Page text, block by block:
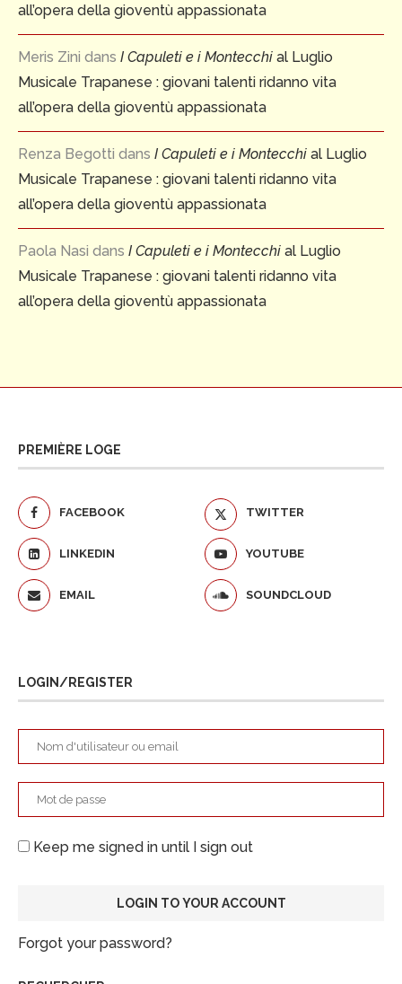
all’opera della gioventù appassionata
Meris Zini dans I Capuleti e i Montecchi al Luglio
Musicale Trapanese : giovani talenti ridanno vita
all’opera della gioventù appassionata
Renza Begotti dans I Capuleti e i Montecchi al Luglio
Musicale Trapanese : giovani talenti ridanno vita
all’opera della gioventù appassionata
Paola Nasi dans I Capuleti e i Montecchi al Luglio
Musicale Trapanese : giovani talenti ridanno vita
all’opera della gioventù appassionata
PREMIÈRE LOGE
FACEBOOK TWITTER
LINKEDIN YOUTUBE
EMAIL SOUNDCLOUD
LOGIN/REGISTER
Keep me signed in until I sign out
Forgot your password?